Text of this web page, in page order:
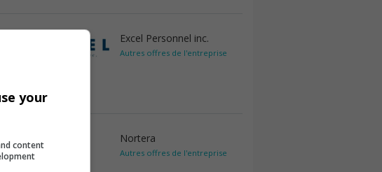
Excel Personnel inc.
Autres offres de l'entreprise
Nortera
Autres offres de l'entreprise
your
content